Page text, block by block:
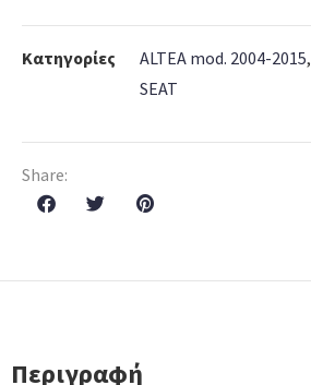
Κατηγορίες ALTEA mod. 2004-2015,
SEAT
Share:
Περιγραφή